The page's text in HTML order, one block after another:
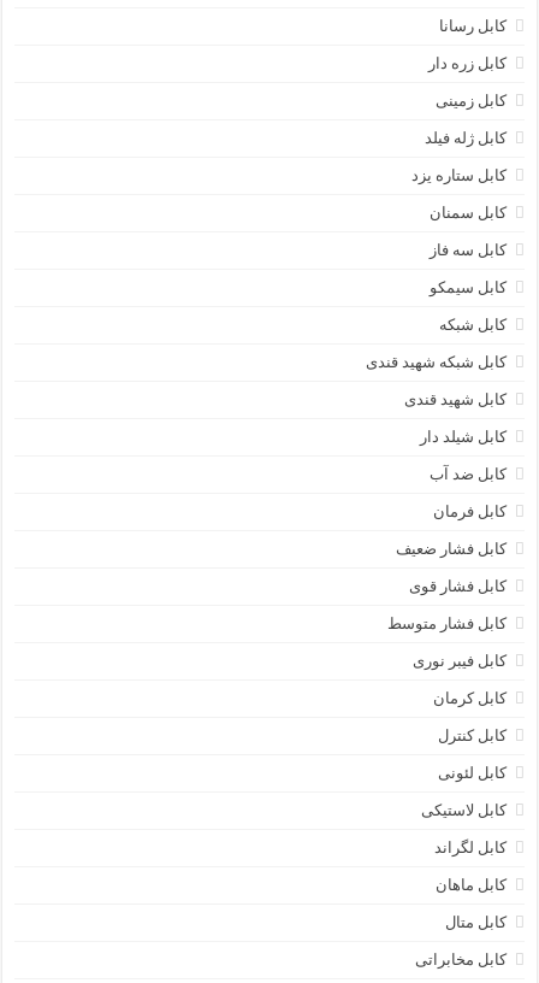
کابل رسانا
کابل زره دار
کابل زمینی
کابل ژله فیلد
کابل ستاره یزد
کابل سمنان
کابل سه فاز
کابل سیمکو
کابل شبکه
کابل شبکه شهید قندی
کابل شهید قندی
کابل شیلد دار
کابل ضد آب
کابل فرمان
کابل فشار ضعیف
کابل فشار قوی
کابل فشار متوسط
کابل فیبر نوری
کابل کرمان
کابل کنترل
کابل لئونی
کابل لاستیکی
کابل لگراند
کابل ماهان
کابل متال
کابل مخابراتی